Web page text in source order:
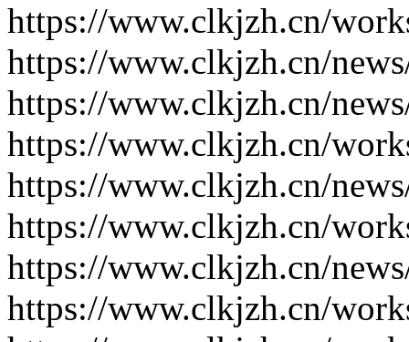
https://www.clkjzh.cn/
https://www.clkjzh.cn/
https://www.clkjzh.cn/
https://www.clkjzh.cn/
https://www.clkjzh.cn/
https://www.clkjzh.cn/
https://www.clkjzh.cn/
https://www.clkjzh.cn/